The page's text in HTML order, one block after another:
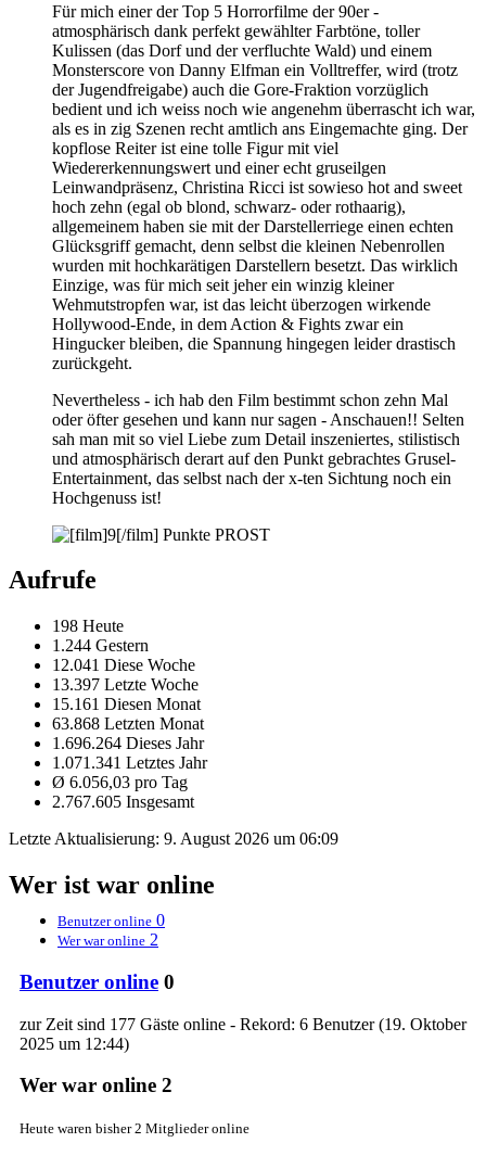
Für mich einer der Top 5 Horrorfilme der 90er -
atmosphärisch dank perfekt gewählter Farbtöne, toller
Kulissen (das Dorf und der verfluchte Wald) und einem
Monsterscore von Danny Elfman ein Volltreffer, wird (trotz
der Jugendfreigabe) auch die Gore-Fraktion vorzüglich
bedient und ich weiss noch wie angenehm überrascht ich war,
als es in zig Szenen recht amtlich ans Eingemachte ging. Der
kopflose Reiter ist eine tolle Figur mit viel
Wiedererkennungswert und einer echt gruseilgen
Leinwandpräsenz, Christina Ricci ist sowieso hot and sweet
hoch zehn (egal ob blond, schwarz- oder rothaarig),
allgemeinem haben sie mit der Darstellerriege einen echten
Glücksgriff gemacht, denn selbst die kleinen Nebenrollen
wurden mit hochkarätigen Darstellern besetzt. Das wirklich
Einzige, was für mich seit jeher ein winzig kleiner
Wehmutstropfen war, ist das leicht überzogen wirkende
Hollywood-Ende, in dem Action & Fights zwar ein
Hingucker bleiben, die Spannung hingegen leider drastisch
zurückgeht.
Nevertheless - ich hab den Film bestimmt schon zehn Mal
oder öfter gesehen und kann nur sagen - Anschauen!! Selten
sah man mit so viel Liebe zum Detail inszeniertes, stilistisch
und atmosphärisch derart auf den Punkt gebrachtes Grusel-
Entertainment, das selbst nach der x-ten Sichtung noch ein
Hochgenuss ist!
Punkte PROST
Aufrufe
198 Heute
1.244 Gestern
12.041 Diese Woche
13.397 Letzte Woche
15.161 Diesen Monat
63.868 Letzten Monat
1.696.264 Dieses Jahr
1.071.341 Letztes Jahr
Ø 6.056,03 pro Tag
2.767.605 Insgesamt
Letzte Aktualisierung: 9. August 2026 um 06:09
Wer ist war online
Benutzer online 0
Wer war online 2
Benutzer online 0
zur Zeit sind 177 Gäste online - Rekord: 6 Benutzer (19. Oktober
2025 um 12:44)
Wer war online 2
Heute waren bisher 2 Mitglieder online